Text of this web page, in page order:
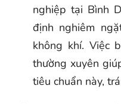
nghiệp tại Bình
định nghiêm
không khí. Việc
thường xuyên
tiêu chuẩn này,